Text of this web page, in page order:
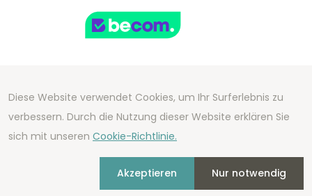
Copyright 2026 We Can Do Better Online BV
Development by2mprove- Content by
2eurogedenkmunzen.de
Diese Website verwendet Cookies, um Ihr Surferlebnis zu
verbessern. Durch die Nutzung dieser Website erklären Sie
sich mit unseren Cookie-Richtlinie.
Akzeptieren Nur notwendig